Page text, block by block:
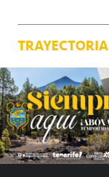
TRAYECTORIA